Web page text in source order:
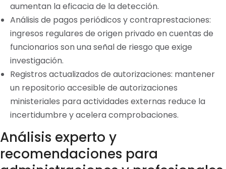
aumentan la eficacia de la detección.
Análisis de pagos periódicos y contraprestaciones:
ingresos regulares de origen privado en cuentas de
funcionarios son una señal de riesgo que exige
investigación.
Registros actualizados de autorizaciones: mantener
un repositorio accesible de autorizaciones
ministeriales para actividades externas reduce la
incertidumbre y acelera comprobaciones.
Análisis experto y
recomendaciones para